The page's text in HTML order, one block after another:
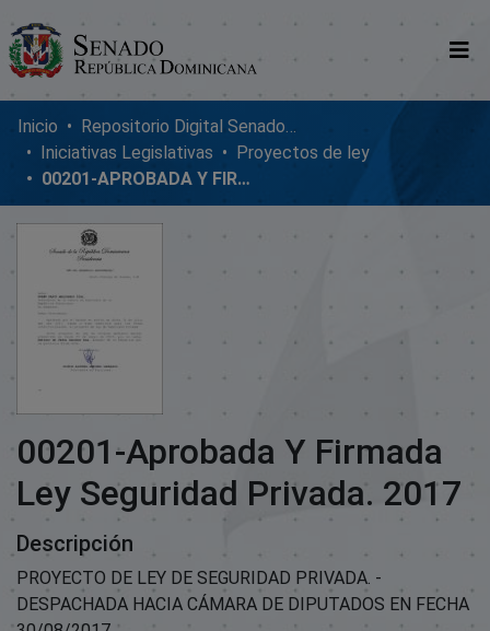
Comunidades
Glosario
Nosotros
Inicio
Repositorio Digital SenadoRD
Iniciativas Legislativas
Proyectos de ley
00201-APROBADA Y FIRMADA LEY SEGURIDAD PRIVADA. 2017
00201-Aprobada Y Firmada
Ley Seguridad Privada. 2017
Descripción
PROYECTO DE LEY DE SEGURIDAD PRIVADA. -
DESPACHADA HACIA CÁMARA DE DIPUTADOS EN FECHA